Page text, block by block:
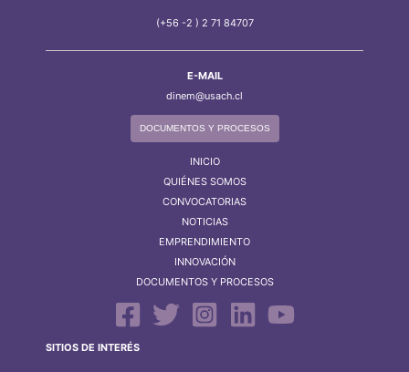
(+56 -2 ) 2 71 84707
E-MAIL
dinem@usach.cl
DOCUMENTOS Y PROCESOS
INICIO
QUIÉNES SOMOS
CONVOCATORIAS
NOTICIAS
EMPRENDIMIENTO
INNOVACIÓN
DOCUMENTOS Y PROCESOS
SITIOS DE INTERÉS